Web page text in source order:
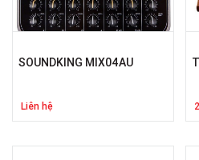
SOUNDKING MIX04AU
Liên hệ